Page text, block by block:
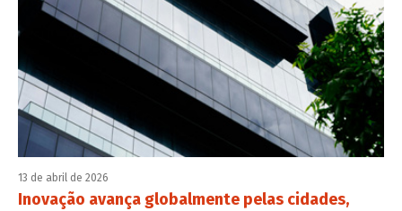
13 de abril de 2026
Inovação avança globalmente pelas cidades,